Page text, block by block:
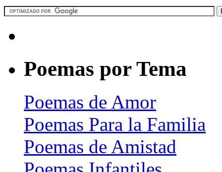
Poemas por Tema
Poemas de Amor
Poemas Para la Familia
Poemas de Amistad